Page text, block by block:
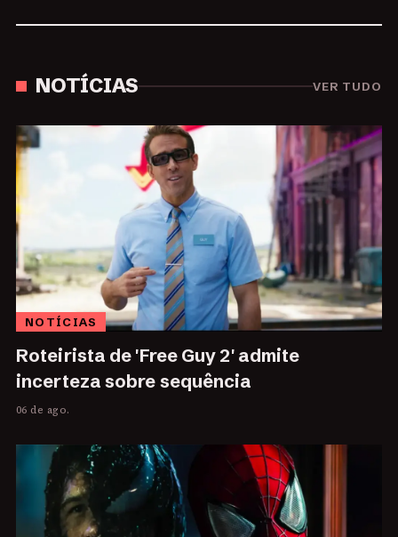
NOTÍCIAS VER TUDO
NOTÍCIAS
Roteirista de 'Free Guy 2' admite
incerteza sobre sequência
06 de ago.